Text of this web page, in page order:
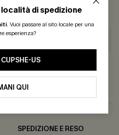
di spedizione
. Vuoi passare al sito locale per una
esperienza?
US
QUI
SPEDIZIONE E RESO